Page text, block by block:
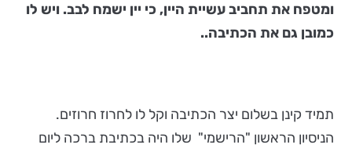
ומטפח את תחביב עשיית היין, כי יין ישמח לבב. ויש לו
כמובן גם את הכתיבה..
תמיד קינן בשלום יצר הכתיבה וקל לו לחרוז חרוזים.
הניסיון הראשון "הרישמי" שלו היה בכתיבת ברכה ליום